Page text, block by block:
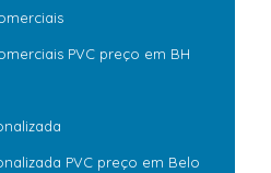
PVC preço em BH
PVC preço em Belo